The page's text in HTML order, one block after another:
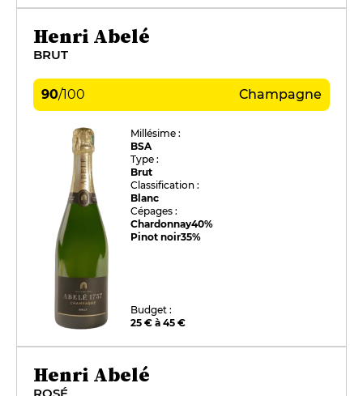
Henri Abelé
BRUT
90/100 Champagne
Millésime :
BSA
Type :
Brut
Classification :
Blanc
Cépages :
Chardonnay40%
Pinot noir35%
Budget :
25 € à 45 €
Henri Abelé
ROSÉ